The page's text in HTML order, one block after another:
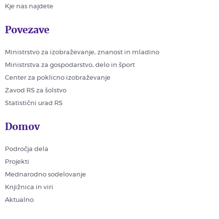
Kje nas najdete
Povezave
Ministrstvo za izobraževanje, znanost in mladino
Ministrstva za gospodarstvo, delo in šport
Center za poklicno izobraževanje
Zavod RS za šolstvo
Statistični urad RS
Domov
Področja dela
Projekti
Mednarodno sodelovanje
Knjižnica in viri
Aktualno